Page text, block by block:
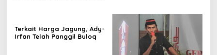
Terkait Harga Jagung, Ady-
Irfan Telah Panggil Buloq